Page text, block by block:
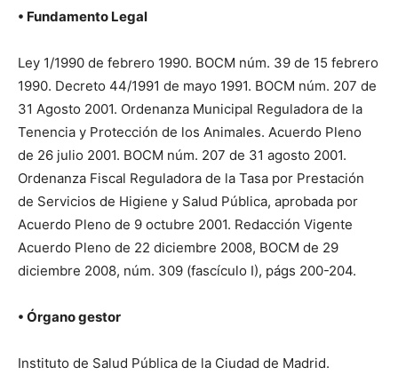
• Fundamento Legal
Ley 1/1990 de febrero 1990. BOCM núm. 39 de 15 febrero
1990. Decreto 44/1991 de mayo 1991. BOCM núm. 207 de
31 Agosto 2001. Ordenanza Municipal Reguladora de la
Tenencia y Protección de los Animales. Acuerdo Pleno
de 26 julio 2001. BOCM núm. 207 de 31 agosto 2001.
Ordenanza Fiscal Reguladora de la Tasa por Prestación
de Servicios de Higiene y Salud Pública, aprobada por
Acuerdo Pleno de 9 octubre 2001. Redacción Vigente
Acuerdo Pleno de 22 diciembre 2008, BOCM de 29
diciembre 2008, núm. 309 (fascículo I), págs 200-204.
• Órgano gestor
Instituto de Salud Pública de la Ciudad de Madrid.